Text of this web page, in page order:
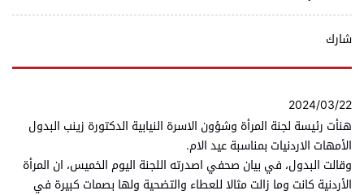
شارك
2024/03/22
هنأت رئيسة لجنة المرأة وشؤون الاسرة النيابية الدكتورة زينب البدول
الأمهات الاردنيات بمناسبة عيد الام.
وقالت البدول، في بيان صحفي اصدرته اللجنة اليوم الخميس، ان المرأة
الأردنية كانت وما زالت مثالا للعطاء والتضحية ولها بصمات كبيرة في